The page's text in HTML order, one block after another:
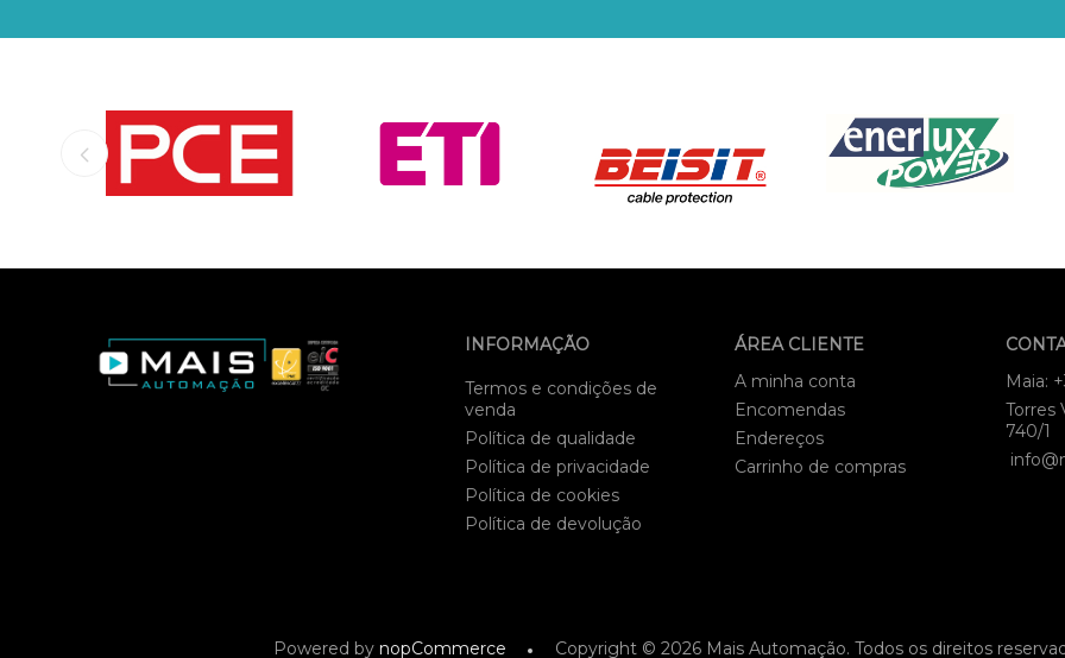
INFORMAÇÃO
Termos e condições de
venda
Política de qualidade
Política de privacidade
Política de cookies
Política de devolução
ÁREA CLIENTE
A minha conta
Encomendas
Endereços
Carrinho de compras
Maia:
Torres
740/1
Powered by nopCommerce Copyright © 2026 Mais Automação. Todos os direitos